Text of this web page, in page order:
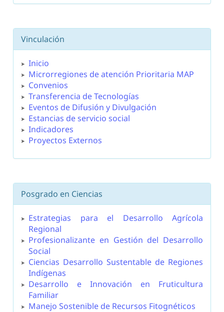
Vinculación
Inicio
Microrregiones de atención Prioritaria MAP
Convenios
Transferencia de Tecnologías
Eventos de Difusión y Divulgación
Estancias de servicio social
Indicadores
Proyectos Externos
Posgrado en Ciencias
Estrategias para el Desarrollo Agrícola
Regional
Profesionalizante en Gestión del Desarrollo
Social
Ciencias Desarrollo Sustentable de Regiones
Indígenas
Desarrollo e Innovación en Fruticultura
Familiar
Manejo Sostenible de Recursos Fitognéticos